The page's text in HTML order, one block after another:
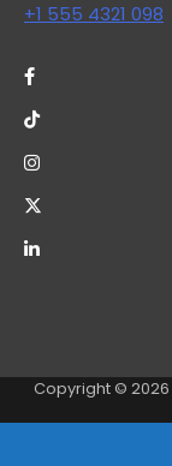
+1 555 4321 098
Copyright © 2026